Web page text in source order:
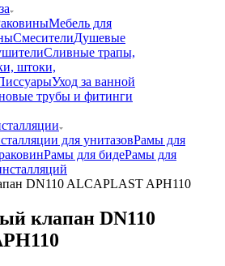
Мебель для
СмесителиДушевые
Сливные трапы,
штоки,
Уход за ванной
трубы и фитинги
для унитазовРамы для
Рамы для бидеРамы для
DN110 ALCAPLAST APH110
клапан DN110